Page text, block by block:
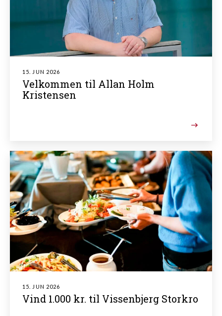
15. JUN 2026
Velkommen til Allan Holm
Kristensen
15. JUN 2026
Vind 1.000 kr. til Vissenbjerg Storkro